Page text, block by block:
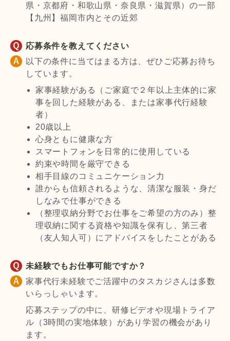
県・京都府・和歌山県・奈良県・滋賀県）の一部
【九州】福岡市内とその近郊
応募条件を教えてください
以下の条件に当てはまる方は、ぜひご応募お待ち
しています。
家事経験がある（ご家庭で２年以上主体的に家
事を回した経験がある、または家事代行経験
者）
20歳以上
心身ともに健康な方
スマートフォンを日常的に使用している
約束や時間を厳守できる
相手目線のコミュニケーション力
誰からも信頼されるような、清潔な服装・身だ
しなみで仕事ができる
（整理収納分野でお仕事をご希望の方のみ）整
理収納に関する資格や知識を保有し、第三者
（友人知人可）にアドバイスをしたことがある
未経験でもお仕事可能ですか？
家事代行未経験でご活躍中のタスカジさんは多数
いらっしゃいます。
応募ステップの中に、研修ビデオや現場トライア
ル（3時間の実地体験）があり学習の機会があり
ます。